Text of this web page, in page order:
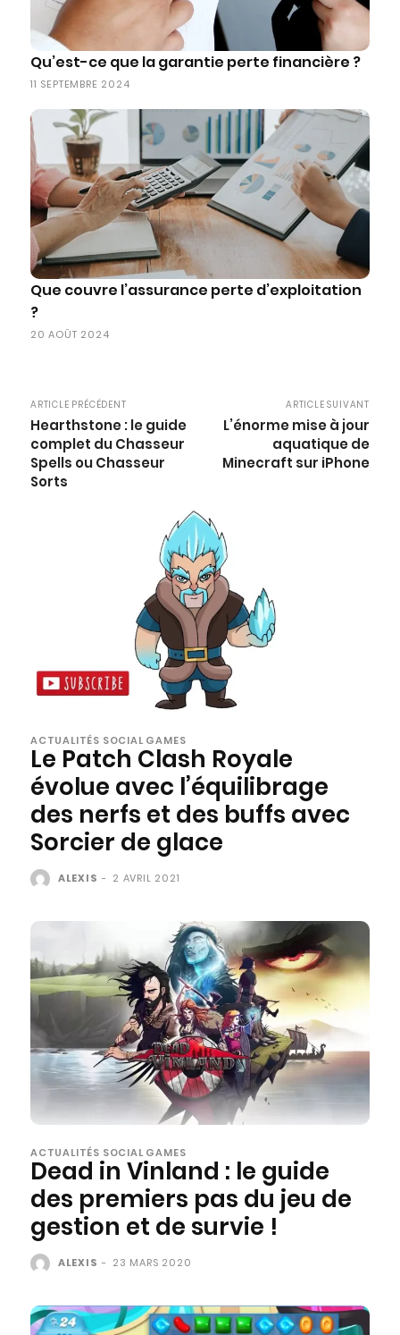
Qu’est-ce que la garantie perte financière ?
11 SEPTEMBRE 2024
Que couvre l’assurance perte d’exploitation
?
20 AOÛT 2024
ARTICLE PRÉCÉDENT
Hearthstone : le guide
complet du Chasseur
Spells ou Chasseur
Sorts
ARTICLE SUIVANT
L’énorme mise à jour
aquatique de
Minecraft sur iPhone
ACTUALITÉS SOCIAL GAMES
Le Patch Clash Royale
évolue avec l’équilibrage
des nerfs et des buffs avec
Sorcier de glace
ALEXIS - 2 AVRIL 2021
ACTUALITÉS SOCIAL GAMES
Dead in Vinland : le guide
des premiers pas du jeu de
gestion et de survie !
ALEXIS - 23 MARS 2020